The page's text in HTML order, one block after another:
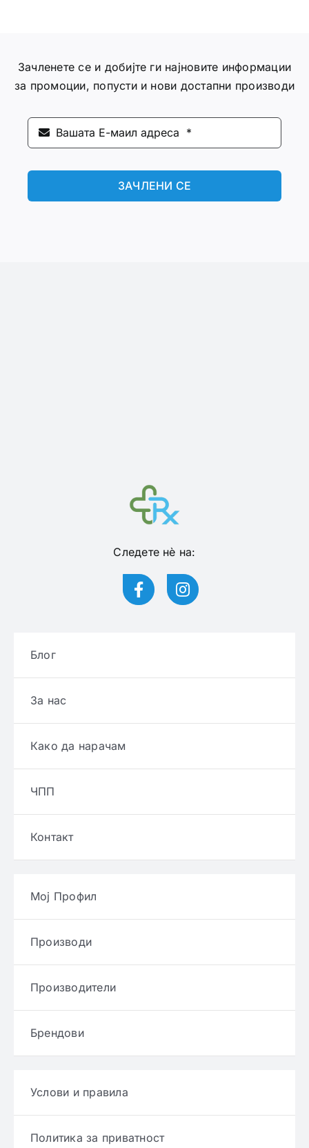
Зачленете се и добијте ги најновите информации
за промоции, попусти и нови достапни производи
ЗАЧЛЕНИ СЕ
Следете нѐ на:
Блог
За нас
Како да нарачам
ЧПП
Контакт
Мој Профил
Производи
Производители
Брендови
Услови и правила
Политика за приватност